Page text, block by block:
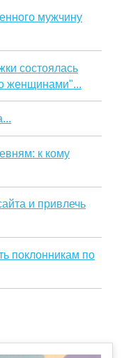
мужчину
состоялась
женщинами"...
к кому
и привлечь
поклонникам по